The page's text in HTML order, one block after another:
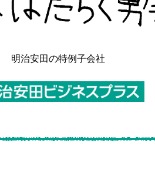
明治安田の特例子会社